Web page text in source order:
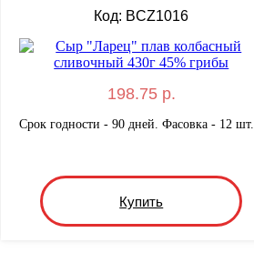
Код: BCZ1016
198.75 р.
Срок годности - 90 дней. Фасовка - 12 шт.
Купить